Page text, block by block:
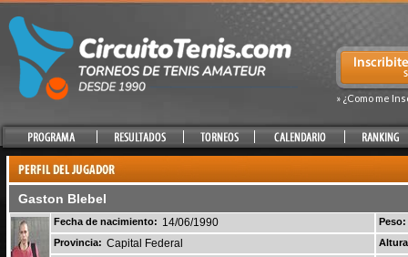
» ¿Como me
Gaston Blebel
Fecha de nacimiento: 14/06/1990
Peso:
Provincia: Capital Federal